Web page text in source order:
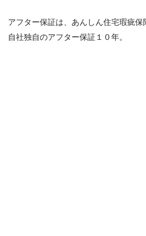
アフター保証は、あんしん住宅瑕疵保
自社独自のアフター保証１０年。